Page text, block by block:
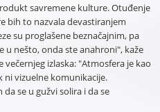
savremene kulture. Otuđenje
bih to nazvala devastiranjem
su proglašene beznačajnim, pa
u nešto, onda ste anahroni", kaže
večernjeg izlaska: "Atmosfera je kao
ni vizuelne komunikacije.
se u gužvi solira i da se